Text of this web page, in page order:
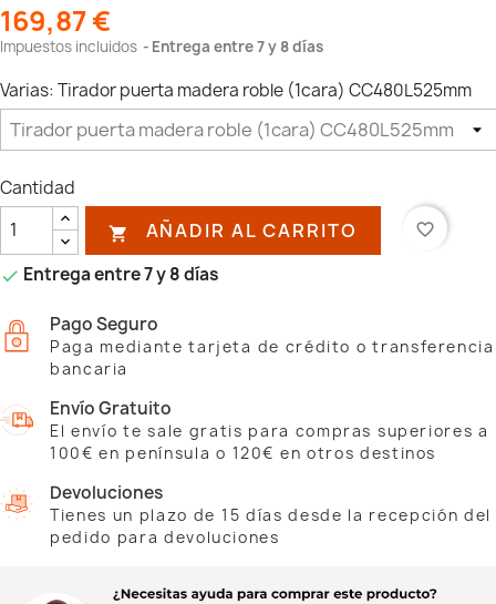
169,87 €
Impuestos incluidos Entrega entre 7 y 8 días
Varias: Tirador puerta madera roble (1cara) CC480L525mm
Cantidad
 AÑADIR AL CARRITO favorite_border
 Entrega entre 7 y 8 días
Pago Seguro
Paga mediante tarjeta de crédito o transferencia
bancaria
Envío Gratuito
El envío te sale gratis para compras superiores a
100€ en península o 120€ en otros destinos
Devoluciones
Tienes un plazo de 15 días desde la recepción del
pedido para devoluciones